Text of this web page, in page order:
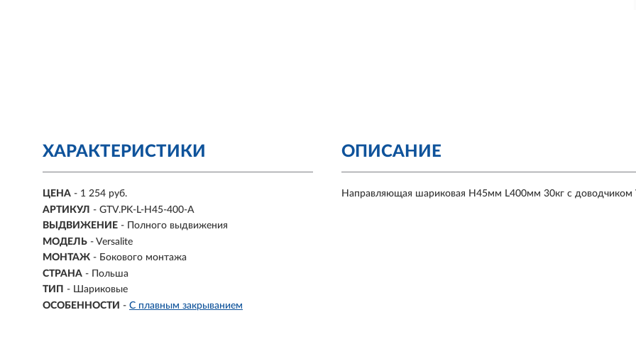
ХАРАКТЕРИСТИКИ
ЦЕНА - 1 254 руб.
АРТИКУЛ - GTV.PK-L-H45-400-A
ВЫДВИЖЕНИЕ -
Полного выдвижения
МОДЕЛЬ - Versalite
МОНТАЖ - Бокового монтажа
СТРАНА - Польша
ТИП - Шариковые
ОСОБЕННОСТИ - С плавным закрыванием
ОПИСАНИЕ
Направляющая шариковая H45мм L400мм 30кг с доводчиком